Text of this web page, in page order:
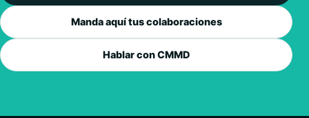
Manda aquí tus colaboraciones
Hablar con CMMD